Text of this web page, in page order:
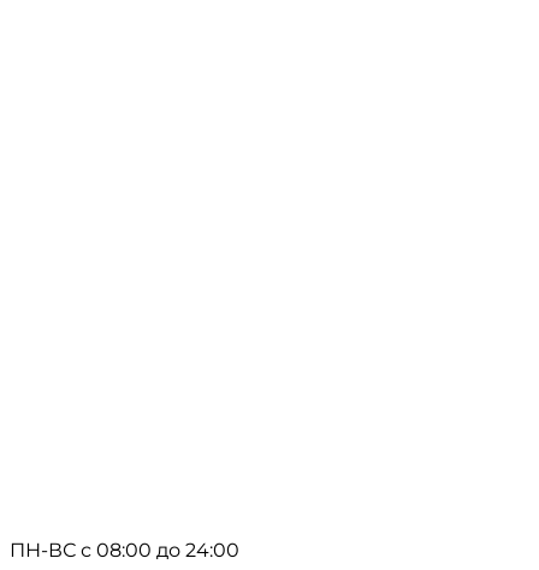
ПН-ВС с 08:00 до 24:00